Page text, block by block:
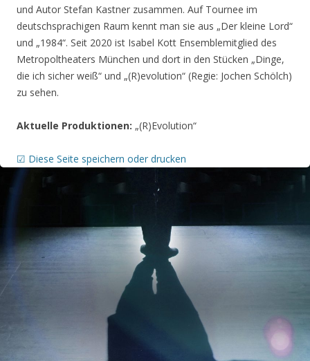
und Autor Stefan Kastner zusammen. Auf Tournee im
deutschsprachigen Raum kennt man sie aus „Der kleine Lord“
und „1984“. Seit 2020 ist Isabel Kott Ensemblemitglied des
Metropoltheaters München und dort in den Stücken „Dinge,
die ich sicher weiß“ und „(R)evolution“ (Regie: Jochen Schölch)
zu sehen.
Aktuelle Produktionen: „(R)Evolution“
☑ Diese Seite speichern oder drucken